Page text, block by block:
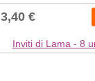
3,40 €
Inviti di Lama - 8